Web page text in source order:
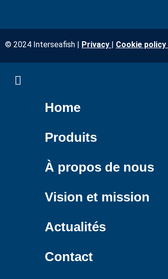
© 2024 Interseafish | Privacy | Cookie policy
Home
Produits
À propos de nous
Vision et mission
Actualités
Contact